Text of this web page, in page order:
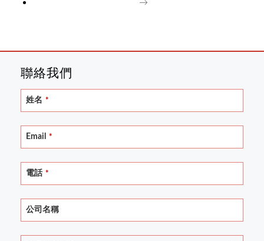
→
聯絡我們
姓名 *
Email *
電話 *
公司名稱